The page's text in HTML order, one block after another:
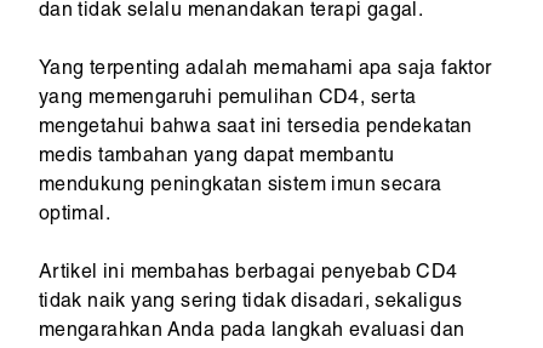
dan tidak selalu menandakan terapi gagal.
Yang terpenting adalah memahami apa saja faktor
yang memengaruhi pemulihan CD4, serta
mengetahui bahwa saat ini tersedia pendekatan
medis tambahan yang dapat membantu
mendukung peningkatan sistem imun secara
optimal.
Artikel ini membahas berbagai penyebab CD4
tidak naik yang sering tidak disadari, sekaligus
mengarahkan Anda pada langkah evaluasi dan